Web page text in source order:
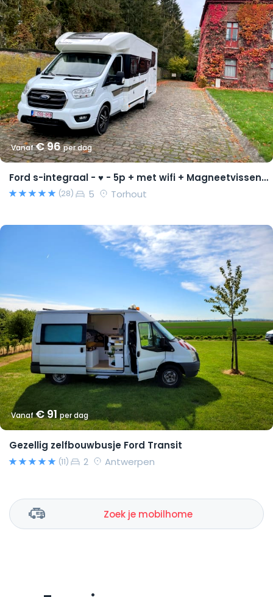
Vanaf€ 96per dag
Ford s-integraal - ♥ - 5p + met wifi + Magneetvissen PRO pakket
(28) 5 Torhout
Vanaf€ 91per dag
Gezellig zelfbouwbusje Ford Transit
(11) 2 Antwerpen
Zoek je mobilhome